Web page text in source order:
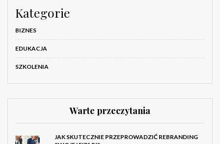
Kategorie
BIZNES
EDUKACJA
SZKOLENIA
Warte przeczytania
JAK SKUTECZNIE PRZEPROWADZIĆ REBRANDING